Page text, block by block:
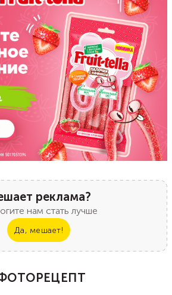
реклама?
нам стать лучше
Да, мешает!